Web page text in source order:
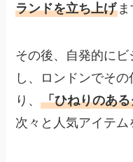
ランドを立ち上げ ま
その後、自発的に
し、ロンドンでそ
り、「ひねりのあ
次々と人気アイテム